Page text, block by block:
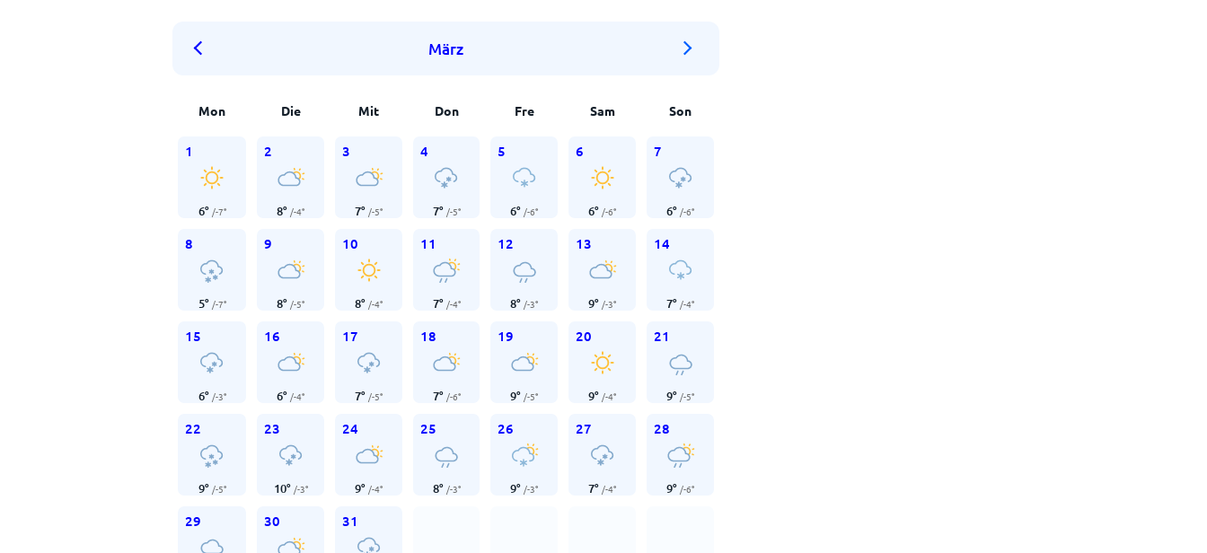
März
Mon Die Mit Don Fre Sam Son
1
6° /-7°
2
8° /-4°
3
7° /-5°
4
7° /-5°
5
6° /-6°
6
6° /-6°
7
6° /-6°
8
5° /-7°
9
8° /-5°
10
8° /-4°
11
7° /-4°
12
8° /-3°
13
9° /-3°
14
7° /-4°
15
6° /-3°
16
6° /-4°
17
7° /-5°
18
7° /-6°
19
9° /-5°
20
9° /-4°
21
9° /-5°
22
9° /-5°
23
10° /-3°
24
9° /-4°
25
8° /-3°
26
9° /-3°
27
7° /-4°
28
9° /-6°
29 30 31